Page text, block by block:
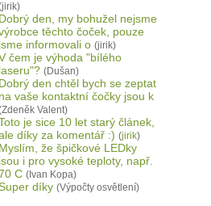
den, my bohužel nejsme
těchto čoček, pouze
informovali o (jirik)
čem je výhoda "bílého
(Dušan)
den chtěl bych se zeptat
vaše kontaktní čočky jsou k
Valent)
je sice 10 let starý článek,
díky za komentář :) (jirik)
že špičkové LEDky
i pro vysoké teploty, např.
C (Ivan Kopa)
díky (Výpočty osvětlení)